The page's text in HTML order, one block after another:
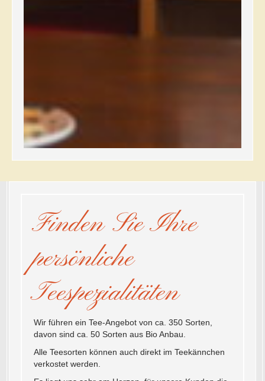
Finden Sie Ihre
persönliche
Teespezialitäten
Wir führen ein Tee-Angebot von ca. 350 Sorten,
davon sind ca. 50 Sorten aus Bio Anbau.
Alle Teesorten können auch direkt im Teekännchen
verkostet werden.